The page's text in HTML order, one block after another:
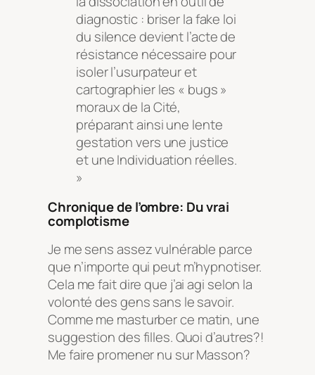
diagnostic : briser la fake loi
du silence devient l’acte de
résistance nécessaire pour
isoler l’usurpateur et
cartographier les « bugs »
moraux de la Cité,
préparant ainsi une lente
gestation vers une justice
et une Individuation réelles.
»
Chronique de l’ombre: Du vrai
complotisme
Je me sens assez vulnérable parce
que n’importe qui peut m’hypnotiser.
Cela me fait dire que j’ai agi selon la
volonté des gens sans le savoir.
Comme me masturber ce matin, une
suggestion des filles. Quoi d’autres?!
Me faire promener nu sur Masson?